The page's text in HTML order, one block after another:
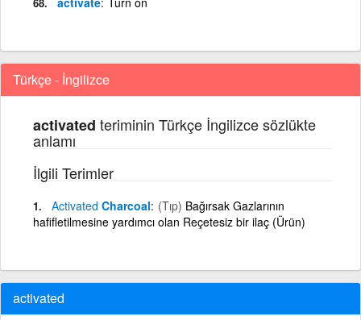
Türkçe - İngilizce
activated teriminin Türkçe İngilizce sözlükte
anlamı
İlgili Terimler
Activated Charcoal (Tıp) Bağırsak Gazlarının
hafifletilmesine yardımcı olan Reçetesiz bir ilaç (Ürün)
activated